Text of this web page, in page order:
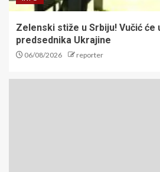
Zelenski stiže u Srbiju! Vučić
predsednika Ukrajine
06/08/2026 reporter